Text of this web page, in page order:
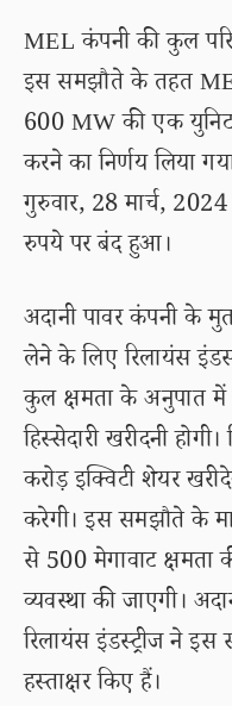
MEL कंपनी की कुल
इस समझौते के तहत
600 MW की एक युनिट
करने का निर्णय लिया
गुरुवार, 28 मार्च,
रुपये पर बंद हुआ।
अदानी पावर कंपनी के
लेने के लिए रिलायंस
कुल क्षमता के अनुपात में
हिस्सेदारी खरीदनी
करोड़ इक्विटी शेयर
करेगी। इस समझौते के
से 500 मेगावाट क्षमता
व्यवस्था की जाएगी।
रिलायंस इंडस्ट्रीज ने
हस्ताक्षर किए हैं।